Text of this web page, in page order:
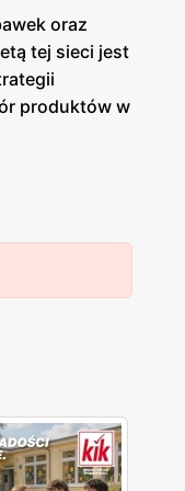
oraz
tej sieci jest
produktów w
jest siecią